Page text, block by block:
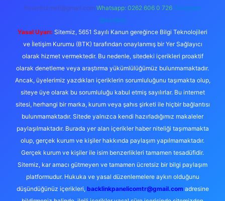
forumhizmeti@gmail.com Whatsapp: 0262 606 0 726 Telegram:
@karabul
Yasal Uyarı: Sitemiz, 5651 Sayılı Kanun gereğince Bilgi Teknolojileri
ve İletişim Kurumu (BTK) tarafından onaylanmış bir Yer Sağlayıcı
olarak hizmet vermektedir. Bu nedenle, sitedeki içerikleri proaktif
olarak denetleme veya araştırma yükümlülüğümüz bulunmamaktadır.
Ancak, üyelerimiz yazdıkları içeriklerin sorumluluğunu taşımakta olup,
siteye üye olarak bu sorumluluğu kabul etmiş sayılırlar. Bu internet
sitesi, herhangi bir marka, kurum veya şahıs şirketi ile hiçbir bağlantısı
bulunmamaktadır. Sitede yalnızca kendi hazırladığımız makaleler
paylaşılmaktadır. Burada yer alan içerikler haber niteliği taşımamakta
olup, gerçek kurum ve kişiler hakkında paylaşım yapılmamaktadır.
Gerçek kurum ve kişiler ile isim benzerlikleri tamamen tesadüfidir.
Sitemiz, kar amacı gütmeyen ve tamamen ücretsiz bir bilgi paylaşım
platformudur. Hukuka ve yasal düzenlemelere aykırı olduğunu
düşündüğünüz içerikleri, backlinkpanelicomtr@gmail.comadresine